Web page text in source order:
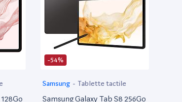
-54%
Samsung - Tablette tactile
Samsung Galaxy Tab S8 256Go